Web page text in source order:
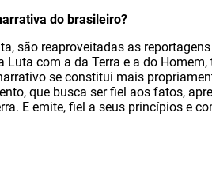
do brasileiro?
são reaproveitadas as
Luta com a da Terra e a do
se constitui mais
que busca ser fiel aos fatos,
E emite, fiel a seus princípios e